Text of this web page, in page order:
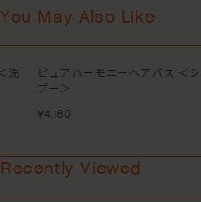
You May Also Like
ピュアハーモニーヘアバス ＜シャン
プー＞
¥4,180
Recently Viewed